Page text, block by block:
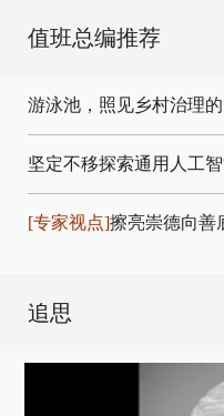
值班总编推荐
游泳池，照见乡村治理
坚定不移探索通用人工
[专家视点]擦亮崇德向善
追思